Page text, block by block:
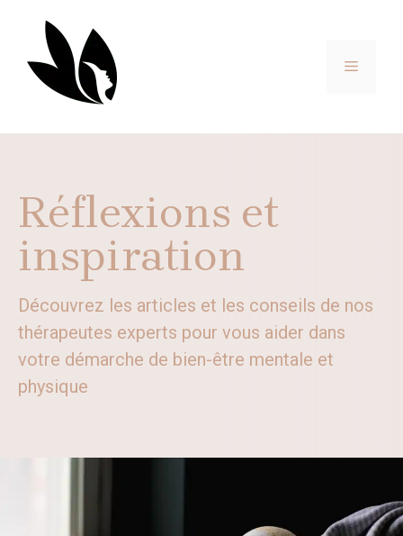
contenu
MENU
Réflexions et
inspiration
Découvrez les articles et les conseils de nos
thérapeutes experts pour vous aider dans
votre démarche de bien-être mentale et
physique